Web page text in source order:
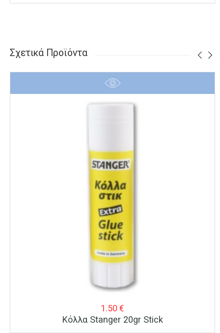
Σχετικά Προϊόντα
1.50 €
Κόλλα Stanger 20gr Stick